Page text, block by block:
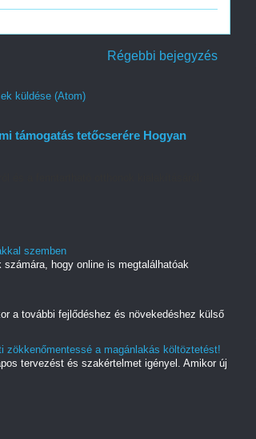
Régebbi bejegyzés
küldése (Atom)
támogatás tetőcserére Hogyan
szemben
hogy online is megtalálhatóak
a további fejlődéshez és növekedéshez külső
zökkenőmentessé a magánlakás költöztetést!
tervezést és szakértelmet igényel. Amikor új